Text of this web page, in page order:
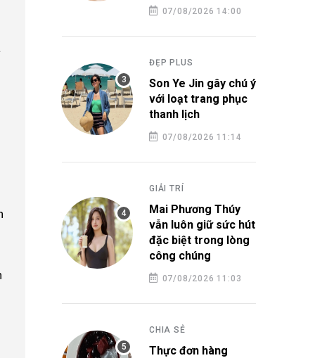
07/08/2026 14:00
ĐẸP PLUS
Son Ye Jin gây chú ý
với loạt trang phục
thanh lịch
07/08/2026 11:14
GIẢI TRÍ
Mai Phương Thúy
vẫn luôn giữ sức hút
đặc biệt trong lòng
công chúng
07/08/2026 11:03
CHIA SẺ
Thực đơn hàng